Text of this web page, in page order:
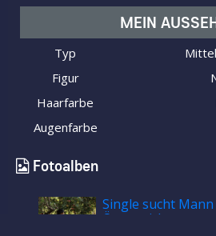
MEIN
Typ
Figur
Haarfarbe
Augenfarbe
Fotoalben
Single sucht
Österreich